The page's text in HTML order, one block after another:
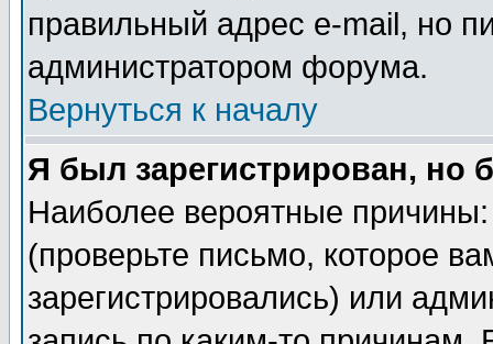
правильный адрес e-mail, но
администратором форума.
Вернуться к началу
Я был зарегистрирован, но
Наиболее вероятные
(проверьте письмо, которое
зарегистрировались) или